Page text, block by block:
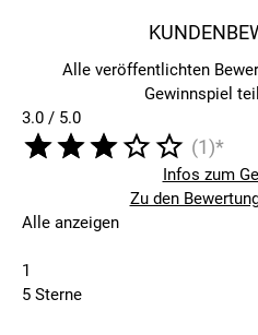
Alle veröffentlichten
Gewinnspiel
3.0 / 5.0
(1)*
Infos zum
Zu den
Alle anzeigen
1
5 Sterne